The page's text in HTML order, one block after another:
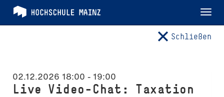
Schließen
02.12.2026 18:00 - 19:00
Live Video-Chat: Taxation